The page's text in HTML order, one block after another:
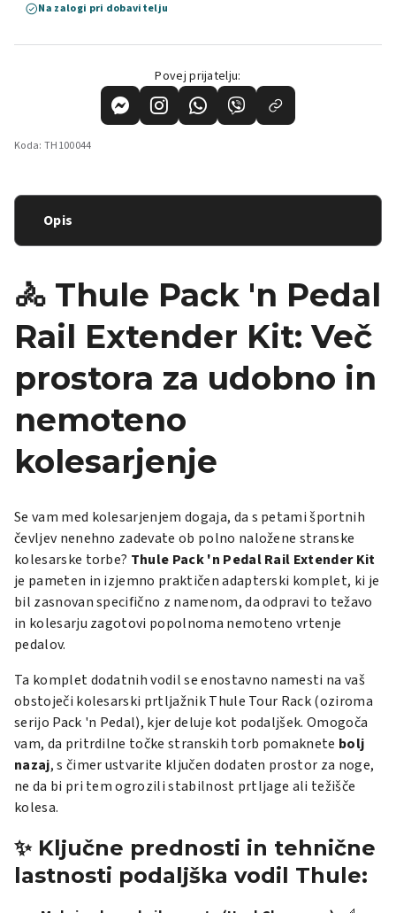
Na zalogi pri dobavitelju
Povej prijatelju:
Koda: TH100044
Opis
🚴 Thule Pack 'n Pedal
Rail Extender Kit: Več
prostora za udobno in
nemoteno
kolesarjenje
Se vam med kolesarjenjem dogaja, da s petami športnih
čevljev nenehno zadevate ob polno naložene stranske
kolesarske torbe? Thule Pack 'n Pedal Rail Extender Kit
je pameten in izjemno praktičen adapterski komplet, ki je
bil zasnovan specifično z namenom, da odpravi to težavo
in kolesarju zagotovi popolnoma nemoteno vrtenje
pedalov.
Ta komplet dodatnih vodil se enostavno namesti na vaš
obstoječi kolesarski prtljažnikThule Tour Rack(oziroma
serijo Pack 'n Pedal), kjer deluje kot podaljšek. Omogoča
vam, da pritrdilne točke stranskih torb pomaknete bolj
nazaj, s čimer ustvarite ključen dodaten prostor za noge,
ne da bi pri tem ogrozili stabilnost prtljage ali težišče
kolesa.
✨ Ključne prednosti in tehnične
lastnosti podaljška vodil Thule: